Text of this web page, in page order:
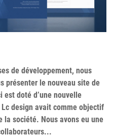
de développement, nous
présenter le nouveau site de
est doté d’une nouvelle
design avait comme objectif
société. Nous avons eu une